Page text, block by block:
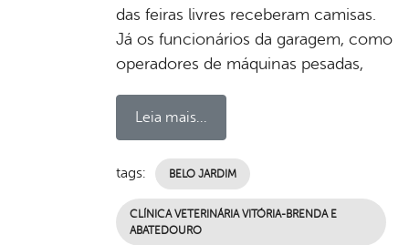
das feiras livres receberam camisas.
Já os funcionários da garagem, como
operadores de máquinas pesadas,
Leia mais...
tags: BELO JARDIM
CLÍNICA VETERINÁRIA VITÓRIA-BRENDA E
ABATEDOURO